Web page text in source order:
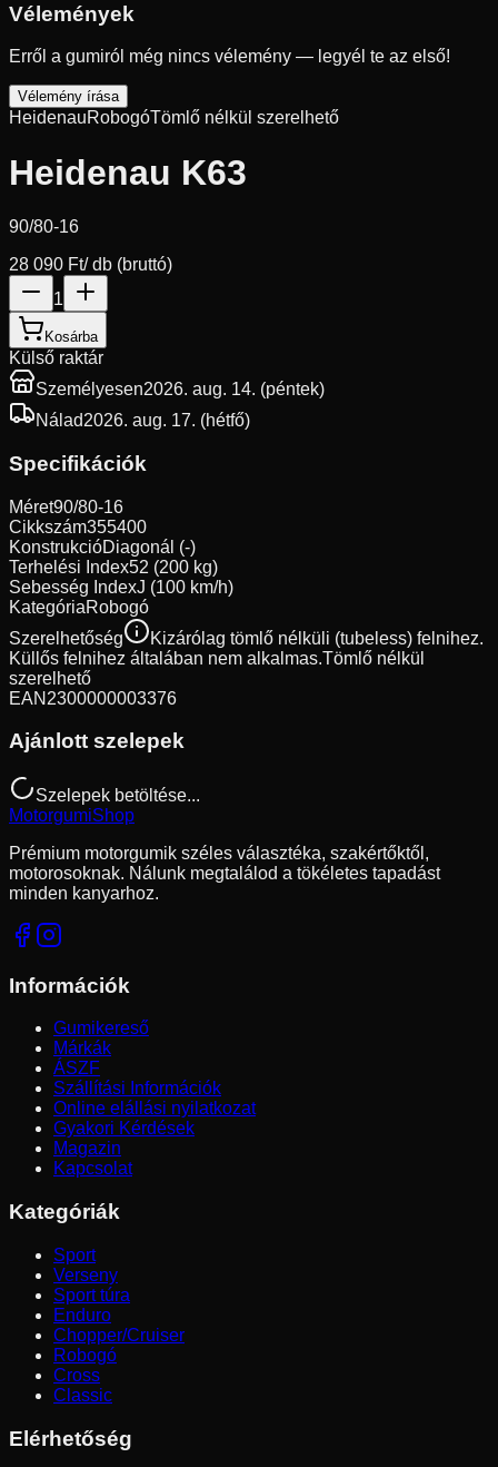
Vélemények
Erről a gumiról még nincs vélemény — legyél te az első!
Vélemény írása
HeidenauRobogóTömlő nélkül szerelhető
Heidenau K63
90/80-16
28 090 Ft/ db (bruttó)
1
Kosárba
Külső raktár
Személyesen2026. aug. 14. (péntek)
Nálad2026. aug. 17. (hétfő)
Specifikációk
Méret90/80-16
Cikkszám355400
KonstrukcióDiagonál (-)
Terhelési Index52 (200 kg)
Sebesség IndexJ (100 km/h)
KategóriaRobogó
Szerelhetőség
Kizárólag tömlő nélküli (tubeless) felnihez.
Küllős felnihez általában nem alkalmas.Tömlő nélkül
szerelhető
EAN 2300000003376
Ajánlott szelepek
Szelepek betöltése...
MotorgumiShop
Prémium motorgumik széles választéka, szakértőktől,
motorosoknak. Nálunk megtalálod a tökéletes tapadást
minden kanyarhoz.
Információk
Gumikereső
Márkák
ÁSZF
Szállítási Információk
Online elállási nyilatkozat
Gyakori Kérdések
Magazin
Kapcsolat
Kategóriák
Sport
Verseny
Sport túra
Enduro
Chopper/Cruiser
Robogó
Cross
Classic
Elérhetőség